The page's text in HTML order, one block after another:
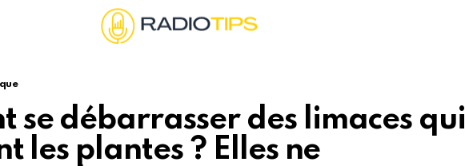
se débarrasser des limaces qui
les plantes ? Elles ne